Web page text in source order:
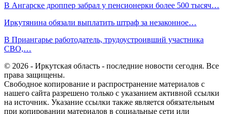
В Ангарске дроппер забрал у пенсионерки более 500 тысяч…
Иркутянина обязали выплатить штраф за незаконное…
В Приангарье работодатель, трудоустроивший участника
СВО,…
© 2026 - Иркутская область - последние новости сегодня. Все
права защищены.
Свободное копирование и распространение материалов с
нашего сайта разрешено только с указанием активной ссылки
на источник. Указание ссылки также является обязательным
при копировании материалов в социальные сети или